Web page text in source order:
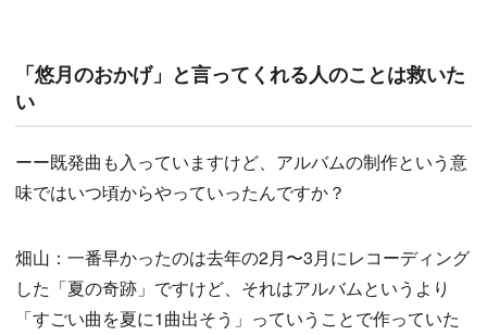
「悠月のおかげ」と言ってくれる人のことは救いた
い
ーー既発曲も入っていますけど、アルバムの制作という意
味ではいつ頃からやっていったんですか？
畑山：一番早かったのは去年の2月〜3月にレコーディング
した「夏の奇跡」ですけど、それはアルバムというより
「すごい曲を夏に1曲出そう」っていうことで作っていた